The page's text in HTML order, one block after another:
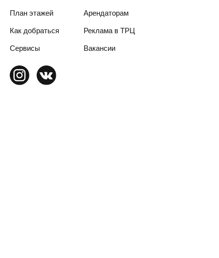
План этажей
Как добраться
Арендаторам
Реклама в ТРЦ
Сервисы Вакансии